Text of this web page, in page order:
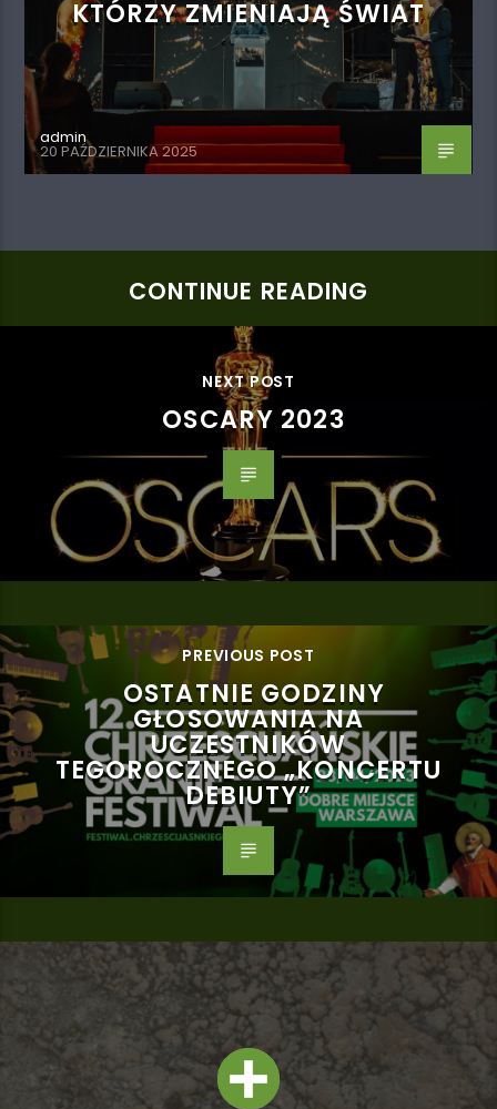
KTÓRZY ZMIENIAJĄ ŚWIAT
admin
20 PAŹDZIERNIKA 2025
CONTINUE READING
NEXT POST
OSCARY 2023
PREVIOUS POST
OSTATNIE GODZINY
GŁOSOWANIA NA
UCZESTNIKÓW
TEGOROCZNEGO „KONCERTU
DEBIUTY”